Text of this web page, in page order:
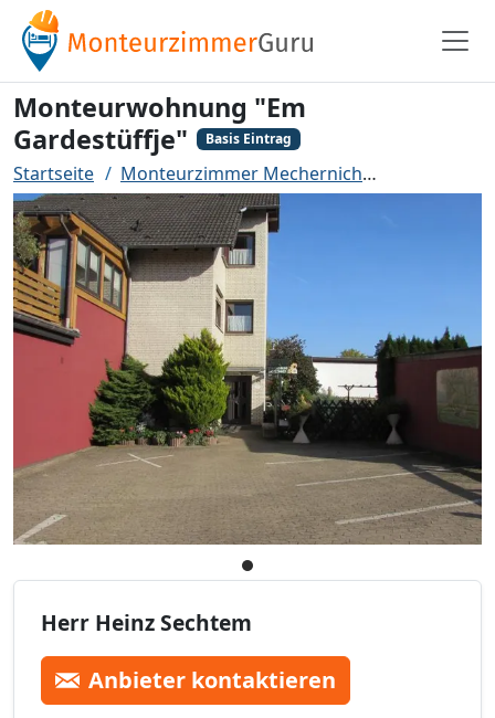
Monteurwohnung "Em
Gardestüffje"
Basis Eintrag
Startseite Monteurzimmer Mechernich
Herr Heinz Sechtem
Anbieter kontaktieren